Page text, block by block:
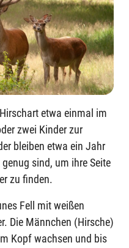
etwa einmal im
zwei Kinder zur
bleiben etwa ein Jahr
sind, um ihre Seite
zu finden.
Fell mit weißen
Die Männchen (Hirsche)
Kopf wachsen und bis